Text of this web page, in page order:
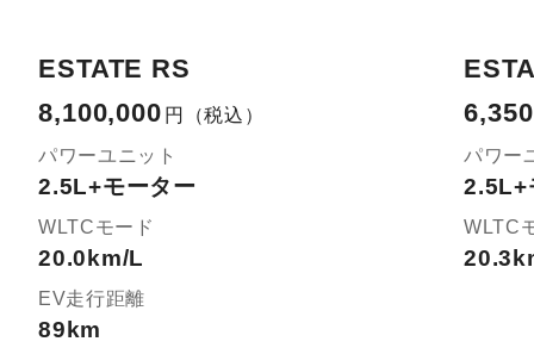
ESTATE RS
8,100,000 円
（税込）
パワーユニット
2.5L+モーター
WLTCモード
20.0km/L
EV走行距離
89km
パワー
2.5L+
WLTC